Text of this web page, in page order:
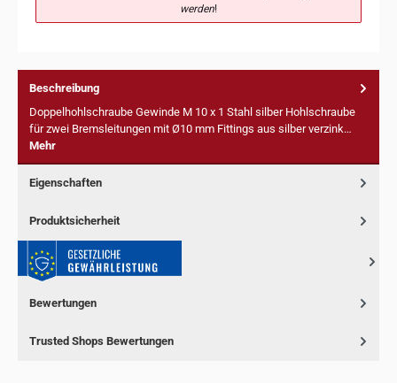
werden!
Beschreibung
Doppelhohlschraube Gewinde M 10 x 1 Stahl silber Hohlschraube
für zwei Bremsleitungen mit Ø10 mm Fittings aus silber verzink…
Mehr
Eigenschaften
Produktsicherheit
Bewertungen
Trusted Shops Bewertungen